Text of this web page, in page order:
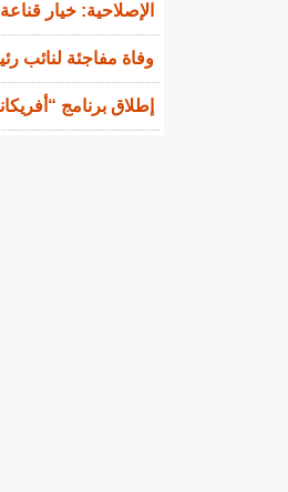
الإصلاحية: خيار
وفاة مفاجئة لنائب
إطلاق برنامج